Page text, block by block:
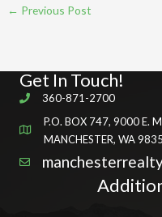
← Previous Post
Get In Touch!
360-871-2700
P.O. BOX 747, 9000 E.
MANCHESTER, WA